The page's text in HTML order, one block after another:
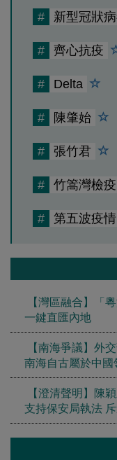
# 新型冠狀
# 齊心抗疫
# Delta
# 陳肇始
# 張竹君
# 竹篙灣檢
# 第五波疫情
【灣區融合】「
一鍵直匯內地
【南海爭議】外
南海自古屬於中
【澄清聲明】陳
支持保安局執法